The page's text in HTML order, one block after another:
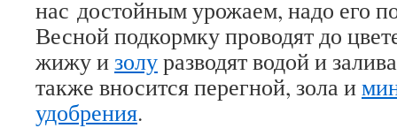
нас достойным урожаем, надо его
Весной подкормку проводят до
жижу изолуразводят водой и
также вносится перегной, зола и
удобрения.